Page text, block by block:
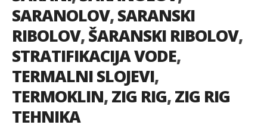
SARANOLOV,SARANSKI
RIBOLOV,ŠARANSKI RIBOLOV,
STRATIFIKACIJA VODE,
TERMALNI SLOJEVI,
TERMOKLIN,ZIG RIG,ZIG RIG
TEHNIKA